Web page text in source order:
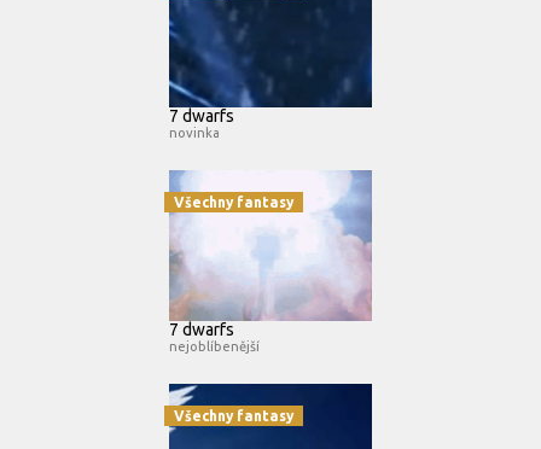
7 dwarfs
novinka
Všechny fantasy
7 dwarfs
nejoblíbenější
Všechny fantasy